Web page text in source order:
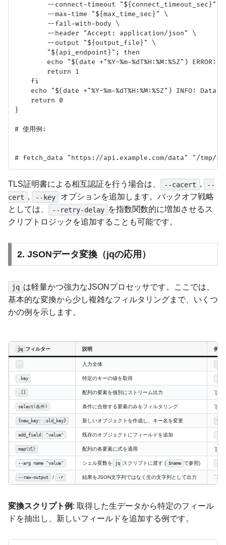
        --connect-timeout "${connect_timeout_sec}" \
        --max-time "${max_time_sec}" \
        --fail-with-body \
        --header "Accept: application/json" \
        --output "${output_file}" \
        "${api_endpoint}"; then
echo "$(date +"%Y-%m-%dT%H:%M:%SZ") ERROR:
        return 1
    fi
echo "$(date +"%Y-%m-%dT%H:%M:%SZ") INFO: Data
    return 0
}
# 使用例:
TLS証明書による相互認証を行う場合は、 --cacert ,
--
cert , --key
オプションを追加します。バックオフ戦略
としては、
--retry-delay を指数関数的に増加させるス
クリプトロジックを追加することも可能です。
2. JSONデータ変換（jqの応用）
jq は軽量かつ強力なJSONプロセッサです。ここでは、
基本的な変換から少し複雑なフィルタリングまで、いくつ
かの例を示します。
jq フィルター 説明 例（
入力全体
.key 特定のキーの値を取得
配列の要素を個別にストリーム出力
select(条件) 条件に合致する要素のみをフィルタリング
{new_key: .old_key} 新しいオブジェクトを作成し、キー名を変更
add_field: "value" 既存のオブジェクトにフィールドを追加
map(式) 配列の各要素に式を適用 `[1,2]
--arg name "value" シェル変数を jq スクリプトに渡す ( $name で参照) --
--raw-output / -r 結果をJSON文字列ではなく生の文字列として出力 `.”a”
変換スクリプト例 : 取得した生データから特定のフィール
ドを抽出し、新しいフィールドを追加する例です。